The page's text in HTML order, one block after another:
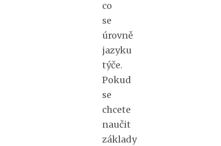
co
se
úrovně
jazyku
týče.
Pokud
se
chcete
naučit
základy